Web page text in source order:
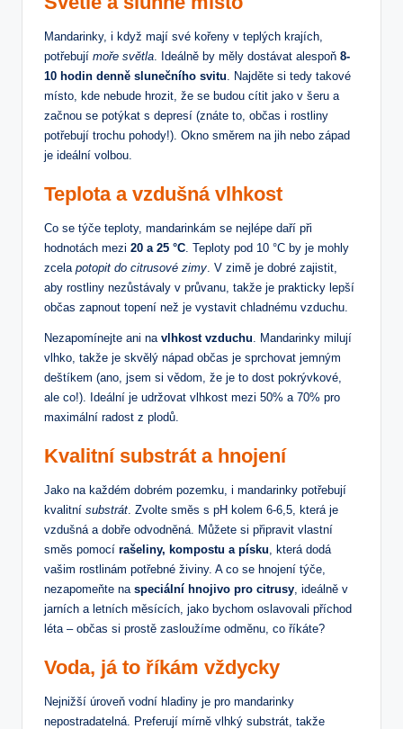
Mandarinky, i když mají své kořeny v teplých krajích,
potřebují moře světla . Ideálně by měly dostávat alespoň 8-
10 hodin denně slunečního svitu . Najděte si tedy takové
místo, kde nebude hrozit, že se budou cítit jako v šeru a
začnou se potýkat s depresí (znáte to, občas i rostliny
potřebují trochu pohody!). Okno směrem na jih nebo západ
je ideální volbou.
Teplota a vzdušná vlhkost
Co se týče teploty, mandarinkám se nejlépe daří při
hodnotách mezi 20 a 25 °C . Teploty pod 10 °C by je mohly
zcela potopit do citrusové zimy . V zimě je dobré zajistit,
aby rostliny nezůstávaly v průvanu, takže je prakticky lepší
občas zapnout topení než je vystavit chladnému vzduchu.
Nezapomínejte ani na vlhkost vzduchu . Mandarinky milují
vlhko, takže je skvělý nápad občas je sprchovat jemným
deštíkem (ano, jsem si vědom, že je to dost pokrývkové,
ale co!). Ideální je udržovat vlhkost mezi 50% a 70% pro
maximální radost z plodů.
Kvalitní substrát a hnojení
Jako na každém dobrém pozemku, i mandarinky potřebují
kvalitní substrát . Zvolte směs s pH kolem 6-6,5, která je
vzdušná a dobře odvodněná. Můžete si připravit vlastní
směs pomocí rašeliny, kompostu a písku , která dodá
vašim rostlinám potřebné živiny. A co se hnojení týče,
nezapomeňte na speciální hnojivo pro citrusy , ideálně v
jarních a letních měsících, jako bychom oslavovali příchod
léta – občas si prostě zasloužíme odměnu, co říkáte?
Voda, já to říkám vždycky
Nejnižší úroveň vodní hladiny je pro mandarinky
nepostradatelná. Preferují mírně vlhký substrát, takže